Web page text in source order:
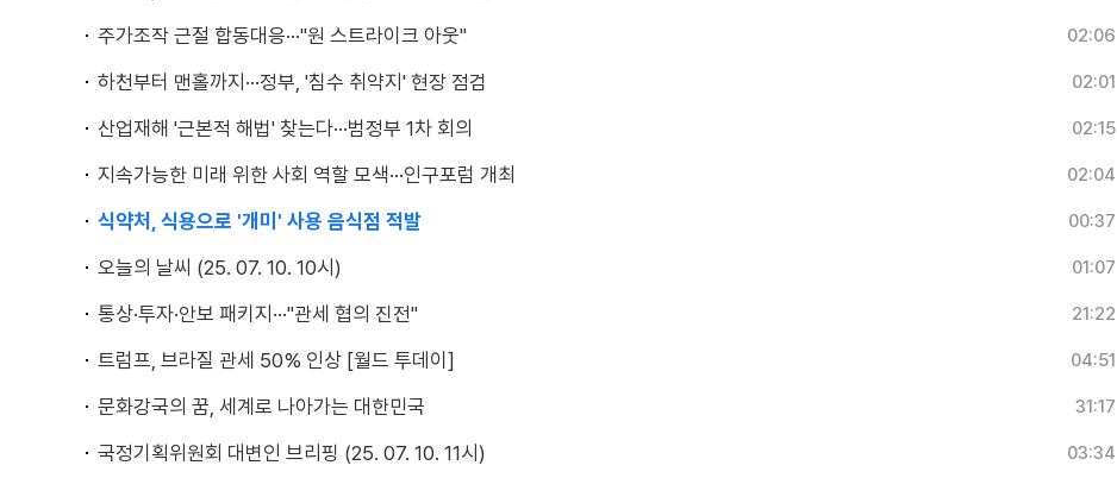
주가조작 근절 합동대응···"원 스트라이크 아웃" 02:06
하천부터 맨홀까지···정부, '침수 취약지' 현장 점검 02:01
산업재해 '근본적 해법' 찾는다···범정부 1차 회의 02:15
지속가능한 미래 위한 사회 역할 모색···인구포럼 개최 02:04
식약처, 식용으로 '개미' 사용 음식점 적발 00:37
오늘의 날씨 (25. 07. 10. 10시) 01:07
통상·투자·안보 패키지···"관세 협의 진전" 21:22
트럼프, 브라질 관세 50% 인상 [월드 투데이] 04:51
문화강국의 꿈, 세계로 나아가는 대한민국 31:17
국정기획위원회 대변인 브리핑 (25. 07. 10. 11시) 03:34